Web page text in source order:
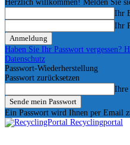
Herzlich willkommen! Melden Sie
Ihr
Ihr
Haben Sie Ihr Passwort vergessen?
Datenschutz
Passwort-Wiederherstellung
Passwort zurücksetzen
Ihre
Ein Passwort wird Ihnen per Email
Recyclingportal